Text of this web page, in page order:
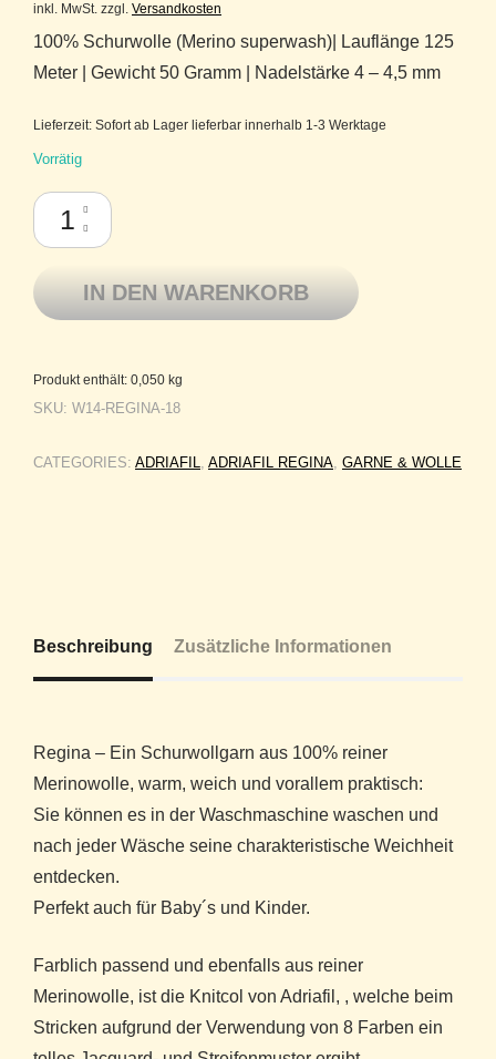
inkl. MwSt. zzgl. Versandkosten
100% Schurwolle (Merino superwash)| Lauflänge 125
Meter | Gewicht 50 Gramm | Nadelstärke 4 – 4,5 mm
Lieferzeit: Sofort ab Lager lieferbar innerhalb 1-3 Werktage
Vorrätig
Adriafil Regina Reine Merinowolle superwash 18 Bordeaux Menge
IN DEN WARENKORB
Produkt enthält: 0,050 kg
SKU: W14-REGINA-18
CATEGORIES: ADRIAFIL ADRIAFIL REGINA GARNE & WOLLE
Beschreibung Zusätzliche Informationen
Regina – Ein Schurwollgarn aus 100% reiner
Merinowolle, warm, weich und vorallem praktisch:
Sie können es in der Waschmaschine waschen und
nach jeder Wäsche seine charakteristische Weichheit
entdecken.
Perfekt auch für Baby´s und Kinder.
Farblich passend und ebenfalls aus reiner
Merinowolle, ist die Knitcol von Adriafil, , welche beim
Stricken aufgrund der Verwendung von 8 Farben ein